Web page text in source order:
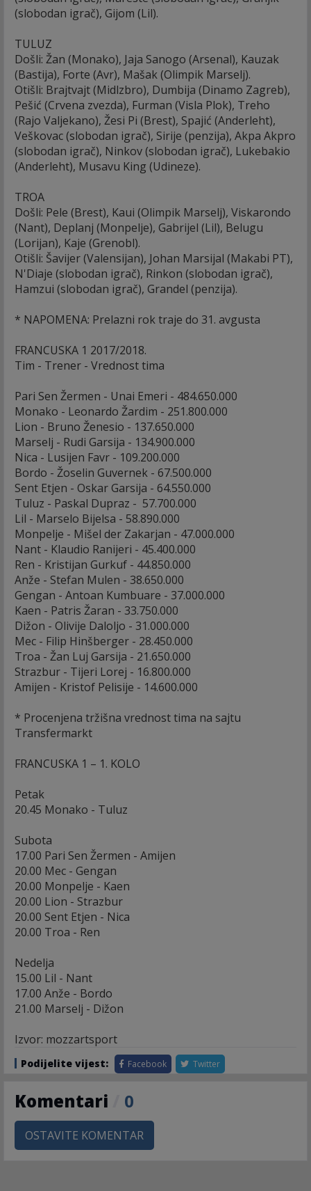
(slobodan igrač), Gijom (Lil).
TULUZ
Došli: Žan (Monako), Jaja Sanogo (Arsenal), Kauzak
(Bastija), Forte (Avr), Mašak (Olimpik Marselj).
Otišli: Brajtvajt (Midlzbro), Dumbija (Dinamo Zagreb),
Pešić (Crvena zvezda), Furman (Visla Plok), Treho
(Rajo Valjekano), Žesi Pi (Brest), Spajić (Anderleht),
Veškovac (slobodan igrač), Sirije (penzija), Akpa Akpro
(slobodan igrač), Ninkov (slobodan igrač), Lukebakio
(Anderleht), Musavu King (Udineze).
TROA
Došli: Pele (Brest), Kaui (Olimpik Marselj), Viskarondo
(Nant), Deplanj (Monpelje), Gabrijel (Lil), Belugu
(Lorijan), Kaje (Grenobl).
Otišli: Šavijer (Valensijan), Johan Marsijal (Makabi PT),
N'Diaje (slobodan igrač), Rinkon (slobodan igrač),
Hamzui (slobodan igrač), Grandel (penzija).
* NAPOMENA: Prelazni rok traje do 31. avgusta
FRANCUSKA 1 2017/2018.
Tim - Trener - Vrednost tima
Pari Sen Žermen - Unai Emeri - 484.650.000
Monako - Leonardo Žardim - 251.800.000
Lion - Bruno Ženesio - 137.650.000
Marselj - Rudi Garsija - 134.900.000
Nica - Lusijen Favr - 109.200.000
Bordo - Žoselin Guvernek - 67.500.000
Sent Etjen - Oskar Garsija - 64.550.000
Tuluz - Paskal Dupraz - 57.700.000
Lil - Marselo Bijelsa - 58.890.000
Monpelje - Mišel der Zakarjan - 47.000.000
Nant - Klaudio Ranijeri - 45.400.000
Ren - Kristijan Gurkuf - 44.850.000
Anže - Stefan Mulen - 38.650.000
Gengan - Antoan Kumbuare - 37.000.000
Kaen - Patris Žaran - 33.750.000
Dižon - Olivije Daloljo - 31.000.000
Mec - Filip Hinšberger - 28.450.000
Troa - Žan Luj Garsija - 21.650.000
Strazbur - Tijeri Lorej - 16.800.000
Amijen - Kristof Pelisije - 14.600.000
* Procenjena tržišna vrednost tima na sajtu
Transfermarkt
FRANCUSKA 1 – 1. KOLO
Petak
20.45 Monako - Tuluz
Subota
17.00 Pari Sen Žermen - Amijen
20.00 Mec - Gengan
20.00 Monpelje - Kaen
20.00 Lion - Strazbur
20.00 Sent Etjen - Nica
20.00 Troa - Ren
Nedelja
15.00 Lil - Nant
17.00 Anže - Bordo
21.00 Marselj - Dižon
Izvor: mozzartsport
Podijelite vijest: Facebook Twitter
Komentari 0
OSTAVITE KOMENTAR